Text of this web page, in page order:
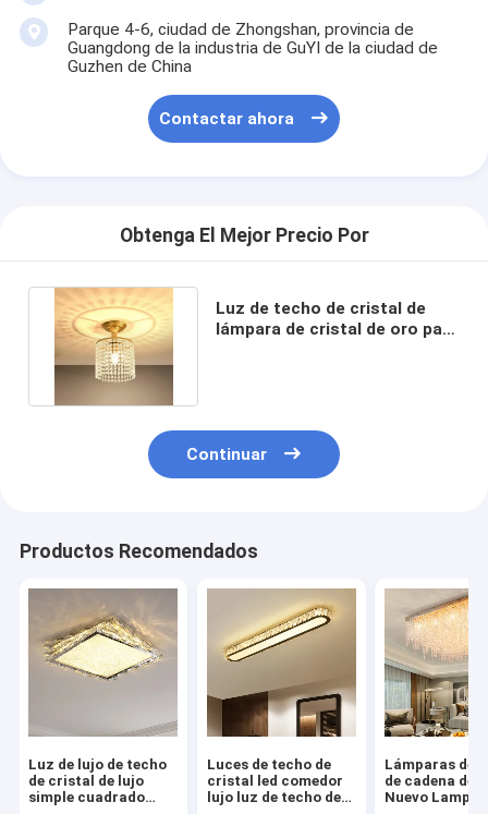
Parque 4-6, ciudad de Zhongshan, provincia de
Guangdong de la industria de GuYI de la ciudad de
Guzhen de China
Contactar ahora
Obtenga El Mejor Precio Por
Luz de techo de cristal de
lámpara de cristal de oro para
Continuar
Productos Recomendados
Luz de lujo de techo
de cristal de lujo
simple cuadrado
Luces de techo de
cristal led comedor
lujo luz de techo de
Lámparas de
de cadena de
Nuevo